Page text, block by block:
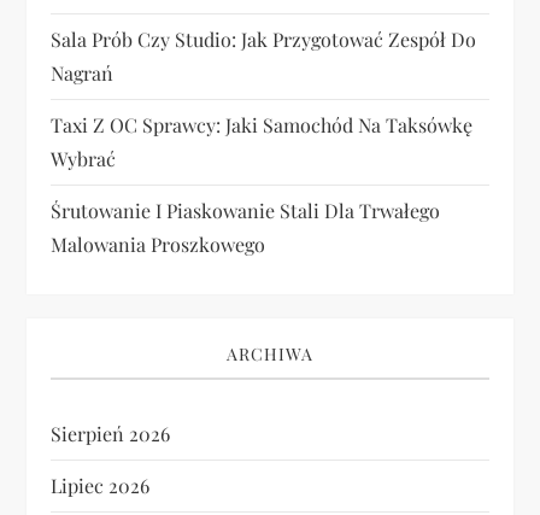
Sala Prób Czy Studio: Jak Przygotować Zespół Do
Nagrań
Taxi Z OC Sprawcy: Jaki Samochód Na Taksówkę
Wybrać
Śrutowanie I Piaskowanie Stali Dla Trwałego
Malowania Proszkowego
ARCHIWA
Sierpień 2026
Lipiec 2026